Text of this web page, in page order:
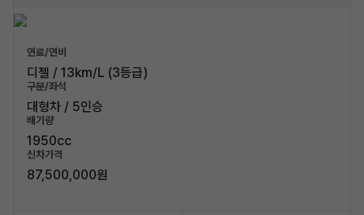
연료/연비
디젤 / 13km/L (3등급)
구분/좌석
대형차 / 5인승
배기량
1950cc
신차가격
87,500,000원